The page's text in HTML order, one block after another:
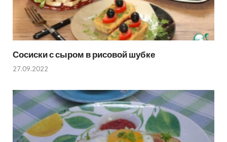
Сосиски с сыром в рисовой шубке
27.09.2022